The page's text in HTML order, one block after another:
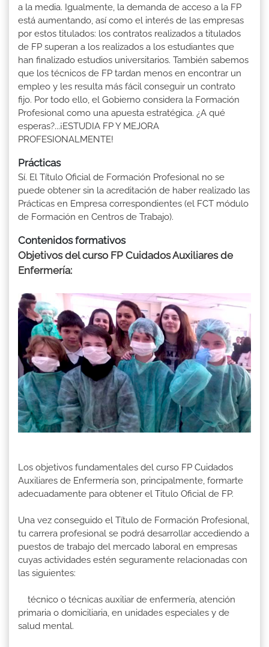
a la media. Igualmente, la demanda de acceso a la FP
está aumentando, así como el interés de las empresas
por estos titulados: los contratos realizados a titulados
de FP superan a los realizados a los estudiantes que
han finalizado estudios universitarios. También sabemos
que los técnicos de FP tardan menos en encontrar un
empleo y les resulta más fácil conseguir un contrato
fijo. Por todo ello, el Gobierno considera la Formación
Profesional como una apuesta estratégica. ¿A qué
esperas?...¡ESTUDIA FP Y MEJORA
PROFESIONALMENTE!
Prácticas
Sí. El Título Oficial de Formación Profesional no se
puede obtener sin la acreditación de haber realizado las
Prácticas en Empresa correspondientes (el FCT módulo
de Formación en Centros de Trabajo).
Contenidos formativos
Objetivos del curso FP Cuidados Auxiliares de
Enfermería:
Los objetivos fundamentales del curso FP Cuidados
Auxiliares de Enfermería son, principalmente, formarte
adecuadamente para obtener el Titulo Oficial de FP.
Una vez conseguido el Título de Formación Profesional,
tu carrera profesional se podrá desarrollar accediendo a
puestos de trabajo del mercado laboral en empresas
cuyas actividades estén seguramente relacionadas con
las siguientes:
técnico o técnicas auxiliar de enfermería, atención
primaria o domiciliaria, en unidades especiales y de
salud mental.